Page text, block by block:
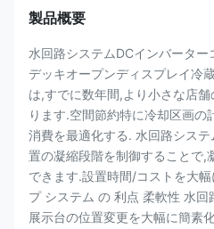
製品概要
水回路システムDCインバータ
デッキオープンディスプレイ冷
は,すでに数年間,より小さな店
ります.空間節約特に冷却区画の
消費を最適化する. 水回路シス
置の凝縮段階を制御することで,
できます.設置時間/コストを大
プ システム の 利点 柔軟性 水
展示台の位置変更を大幅に簡素